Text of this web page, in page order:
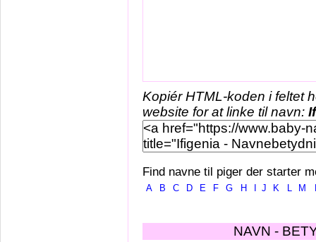
Kopiér HTML-koden i feltet
website for at linke til navn:
Find navne til piger der starter
A B C D E F G H J K L M
NAVN -